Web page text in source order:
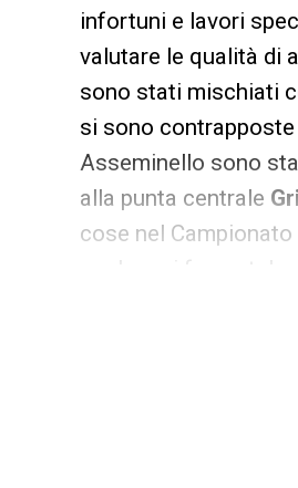
infortuni e lavori
valutare le qualità di
sono stati mischiati
si sono contrapposte
Asseminello sono
alla punta centrale
cose nel